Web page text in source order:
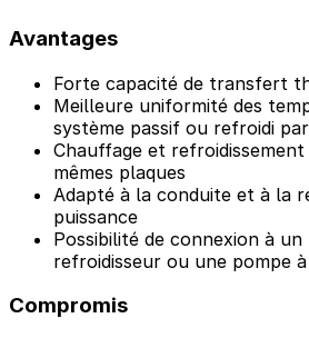
Avantages
Forte capacité de transfert
Meilleure uniformité des
système passif ou refroidi
Chauffage et
mêmes plaques
Adapté à la conduite et à la
puissance
Possibilité de connexion à
refroidisseur ou une pompe
Compromis